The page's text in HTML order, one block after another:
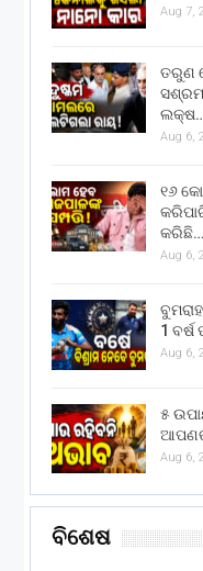
Aug 7,
ତରୁଣ
ସଶ୍ରମ
Aug 6,
୧୬
କରିଛି…
Aug 6,
1
Aug 6,
୫
Aug 6,
ବିଶେଷ